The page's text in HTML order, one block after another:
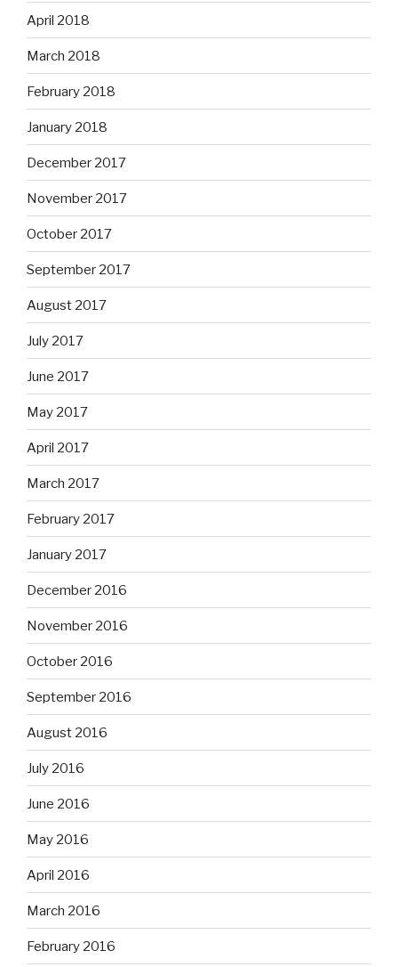
April 2018
March 2018
February 2018
January 2018
December 2017
November 2017
October 2017
September 2017
August 2017
July 2017
June 2017
May 2017
April 2017
March 2017
February 2017
January 2017
December 2016
November 2016
October 2016
September 2016
August 2016
July 2016
June 2016
May 2016
April 2016
March 2016
February 2016